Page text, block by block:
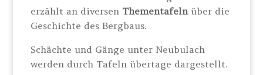
erzählt an diversen Thementafelnüber die
Geschichte des Bergbaus.
Schächte und Gänge unter Neubulach
werden durch Tafeln übertage dargestellt.